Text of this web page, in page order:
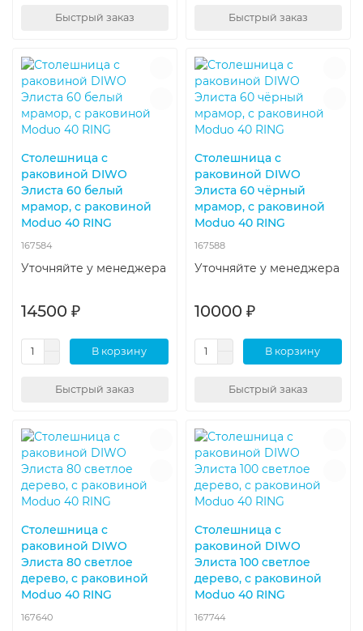
Быстрый заказ Быстрый заказ
Столешница с
раковиной DIWO
Элиста 60 белый
мрамор, с раковиной
Moduo 40 RING
167584
Уточняйте у менеджера
14500 ₽
В корзину
Быстрый заказ
Столешница с
раковиной DIWO
Элиста 60 чёрный
мрамор, с раковиной
Moduo 40 RING
167588
Уточняйте у менеджера
10000 ₽
В корзину
Быстрый заказ
Столешница с
раковиной DIWO
Элиста 80 светлое
дерево, с раковиной
Moduo 40 RING
167640
Столешница с
раковиной DIWO
Элиста 100 светлое
дерево, с раковиной
Moduo 40 RING
167744